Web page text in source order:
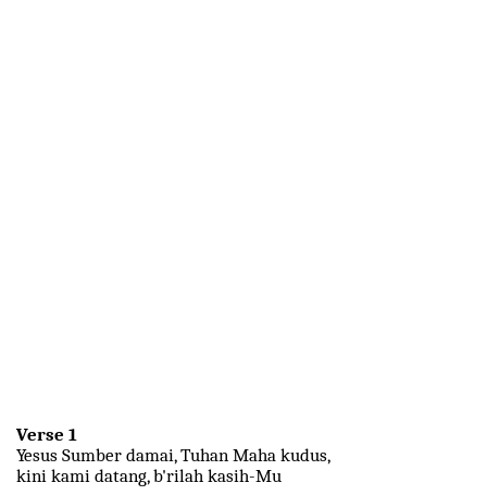
Verse 1
Yesus Sumber damai, Tuhan Maha kudus,
kini kami datang, b'rilah kasih-Mu